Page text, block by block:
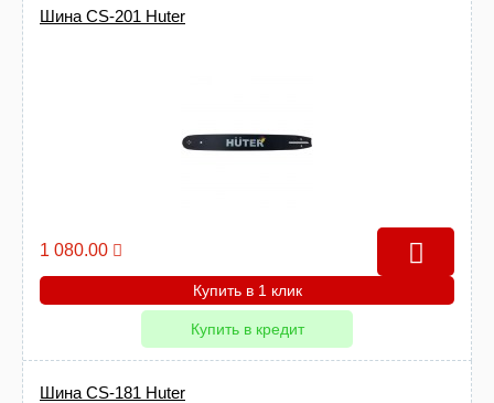
Шина CS-201 Huter
1 080.00
Купить в 1 клик
Купить в кредит
Шина CS-181 Huter